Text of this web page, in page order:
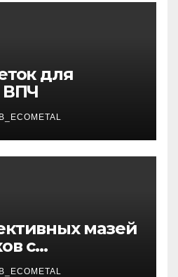
для
ВПЧ
мазей
с
эффектом